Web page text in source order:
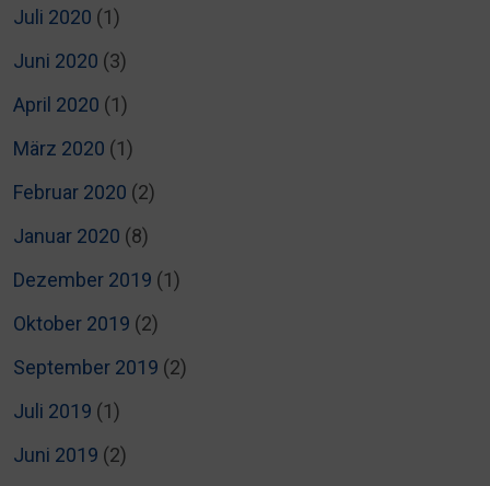
Juli 2020 (1)
Juni 2020 (3)
April 2020 (1)
März 2020 (1)
Februar 2020 (2)
Januar 2020 (8)
Dezember 2019 (1)
Oktober 2019 (2)
September 2019 (2)
Juli 2019 (1)
Juni 2019 (2)